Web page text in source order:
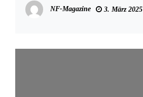
NF-Magazine 3. März 2025